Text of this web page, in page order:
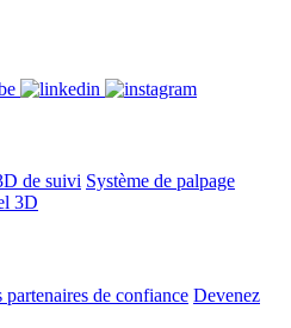
de suivi Système de palpage
3D
partenaires de confiance Devenez